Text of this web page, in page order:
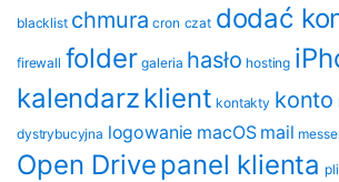
blacklist chmura cron czat dodać
firewall folder galeria hasło hosting
kalendarzklient kontakty konto
dystrybucyjna logowanie macOS mail
Open Drivepanel klienta